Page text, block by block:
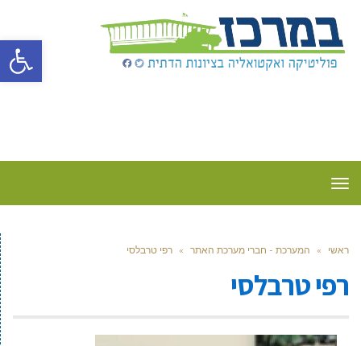
פתח
תפריט
ראשי » המערכת - חברי מערכת האתר » רפי טרבלסי
רפי טרבלסי